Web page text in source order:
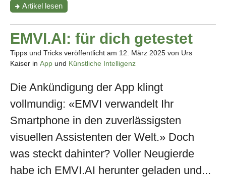
Artikel"Mit
PiccyBot
Videos
beschreiben
lassen"
lesen
EMVI.AI: für dich getestet
Tipps und Tricks veröffentlicht am 12. März 2025 von Urs
Kaiser in App und Künstliche Intelligenz
Die Ankündigung der App klingt
vollmundig: «EMVI verwandelt Ihr
Smartphone in den zuverlässigsten
visuellen Assistenten der Welt.» Doch
was steckt dahinter? Voller Neugierde
habe ich EMVI.AI herunter geladen und...